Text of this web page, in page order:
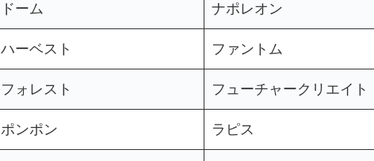
ドーム ナポレオン
ハーベスト ファントム
フォレスト フューチャークリエイト
ポンポン ラピス